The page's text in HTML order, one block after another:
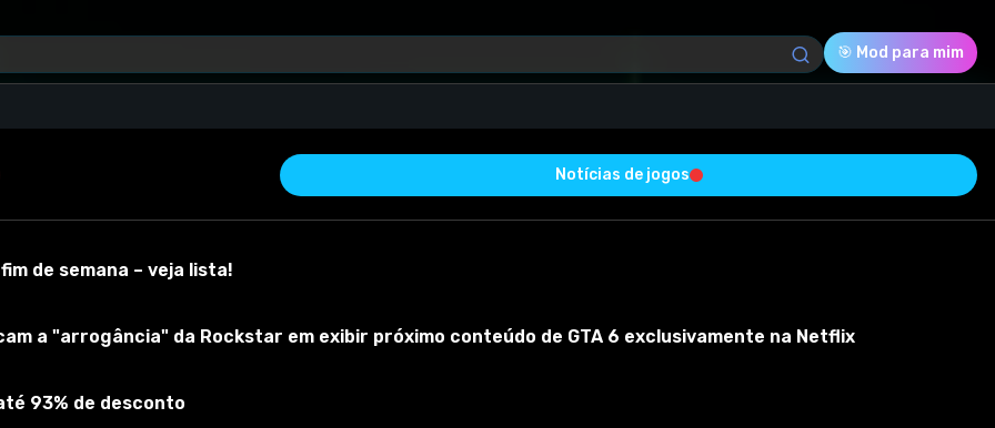
🎯 Mod para mim
Download (285.30 Kb)
Notícias de jogos
de semana – veja lista!
a "arrogância" da Rockstar em exibir próximo conteúdo de GTA 6 exclusivamente na Netflix
93% de desconto